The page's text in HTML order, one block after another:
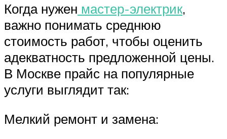
Когда нужен мастер-электрик,
важно понимать среднюю
стоимость работ, чтобы оценить
адекватность предложенной цены.
В Москве прайс на популярные
услуги выглядит так:
Мелкий ремонт и замена: